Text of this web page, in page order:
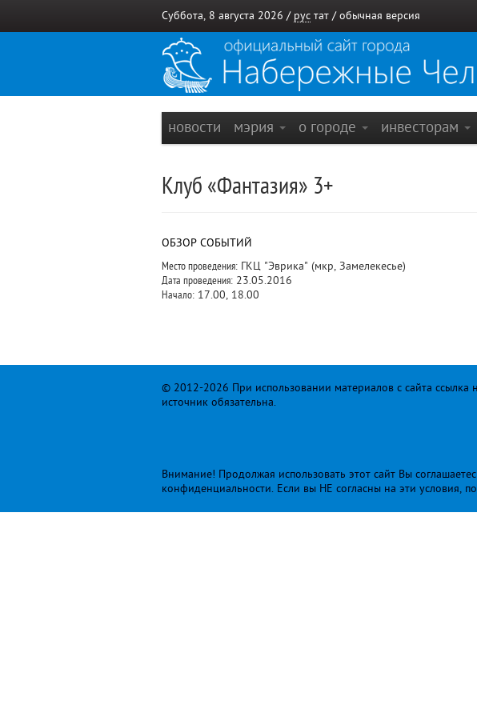
Суббота, 8 августа 2026 / рус тат / обычная версия
новости мэрия о городе инвесторам
Клуб «Фантазия» 3+
ОБЗОР СОБЫТИЙ
Место проведения: ГКЦ "Эврика" (мкр, Замелекесье)
Дата проведения: 23.05.2016
Начало: 17.00, 18.00
© 2012-2026 При использовании материалов с сайта ссылка
источник обязательна.
Внимание! Продолжая использовать этот сайт Вы
конфиденциальности. Если вы НЕ согласны на эти условия,